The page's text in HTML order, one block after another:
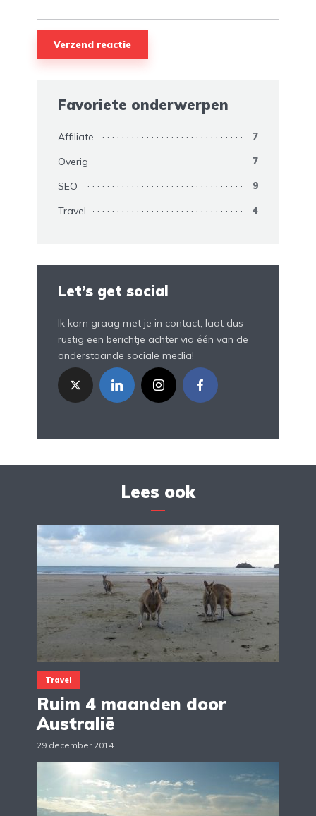
Favoriete onderwerpen
Affiliate 7
Overig 7
SEO 9
Travel 4
Let’s get social
Ik kom graag met je in contact, laat dus
rustig een berichtje achter via één van de
onderstaande sociale media!
Lees ook
Travel
Ruim 4 maanden door
Australië
29 december 2014